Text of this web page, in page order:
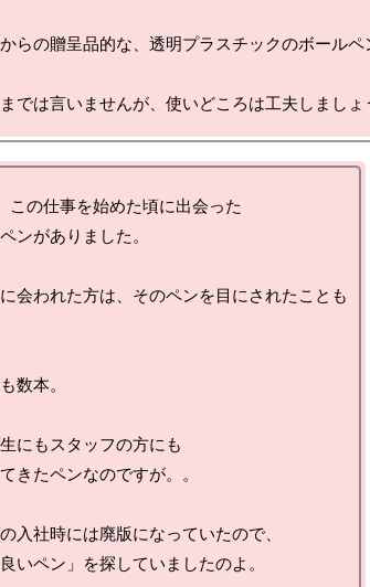
らの贈呈品的な、透明プラスチックのボールペ
この仕事を始めた頃に出会った
ンがありました。
会われた方は、そのペンを目にされたことも
数本。
にもスタッフの方にも
きたペンなのですが。。
入社時には廃版になっていたので、